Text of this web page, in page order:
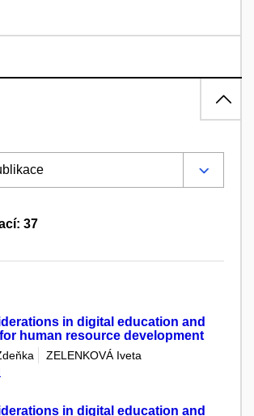
37
in digital education and
human resource development
ZELENKOVÁ Iveta
in digital education and